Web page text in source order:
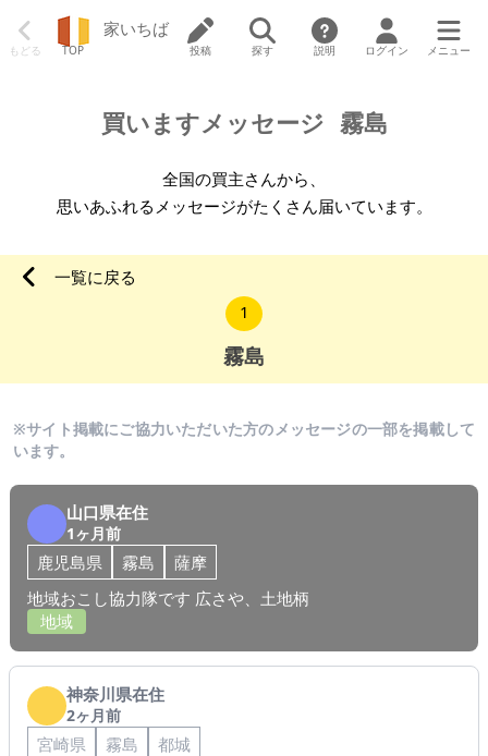
もどる TOP
家いちば
投稿 探す 説明 ログイン メニュー
買いますメッセージ 霧島
全国の買主さんから、
思いあふれるメッセージがたくさん届いています。
一覧に戻る
1
霧島
※サイト掲載にご協力いただいた方のメッセージの一部を掲載して
います。
山口県在住
1ヶ月前
鹿児島県 霧島
薩摩
地域おこし協力隊です 広さや、土地柄
地域
神奈川県在住
2ヶ月前
宮崎県 霧島
都城